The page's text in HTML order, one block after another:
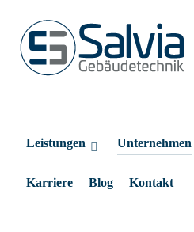
Leistungen Unternehmen
Karriere Blog Kontakt